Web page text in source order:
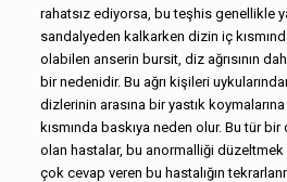
rahatsız ediyorsa, bu teşhis genellikle
sandalyeden kalkarken dizin iç
olabilen anserin bursit, diz ağrısının
bir nedenidir. Bu ağrı kişileri
dizlerinin arasına bir yastık
kısmında baskıya neden olur. Bu tür
olan hastalar, bu anormalliği düzeltmek
çok cevap veren bu hastalığın